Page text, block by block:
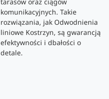
komunikacyjnych. Takie
rozwiązania, jak Odwodnienia
liniowe Kostrzyn, są gwarancją
efektywności i dbałości o
detale.